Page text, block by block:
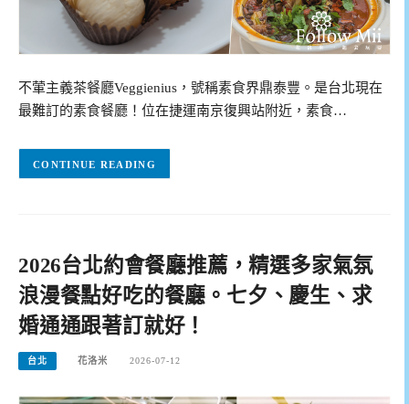
不葷主義茶餐廳Veggienius，號稱素食界鼎泰豐。是台北現在
最難訂的素食餐廳！位在捷運南京復興站附近，素食…
CONTINUE READING
2026台北約會餐廳推薦，精選多家氣氛
浪漫餐點好吃的餐廳。七夕、慶生、求
婚通通跟著訂就好！
台北 花洛米 2026-07-12